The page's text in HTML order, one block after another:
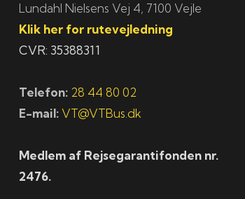
​​​Lundahl Nielsens Vej 4, 7100 Vejle
Klik her for rutevejledning
CVR: 35388311
Telefon: 28 44 80 02
E-mail:VT@VTBus.dk
Medlem af Rejsegarantifonden nr.
2476.